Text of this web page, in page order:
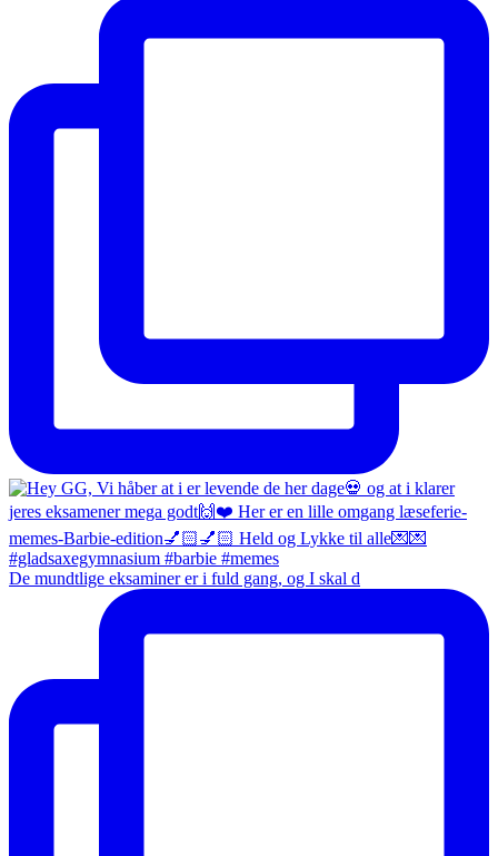
De mundtlige eksaminer er i fuld gang, og I skal d